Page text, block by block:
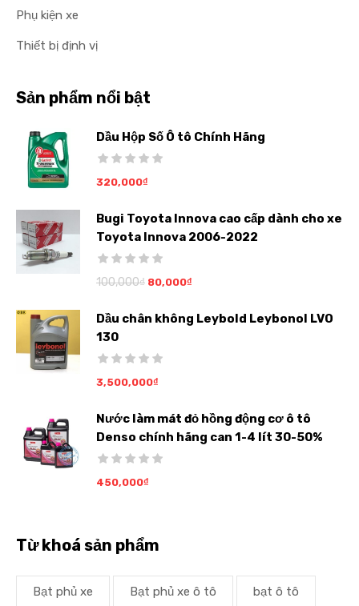
Phụ kiện xe
Thiết bị định vị
Sản phẩm nổi bật
Dầu Hộp Số Ô tô Chính Hãng
320,000₫
Bugi Toyota Innova cao cấp dành cho xe
Toyota Innova 2006-2022
100,000₫ 80,000₫
Dầu chân không Leybold Leybonol LVO
130
3,500,000₫
Nước làm mát đỏ hồng động cơ ô tô
Denso chính hãng can 1-4 lít 30-50%
450,000₫
Từ khoá sản phẩm
Bạt phủ xe Bạt phủ xe ô tô bạt ô tô